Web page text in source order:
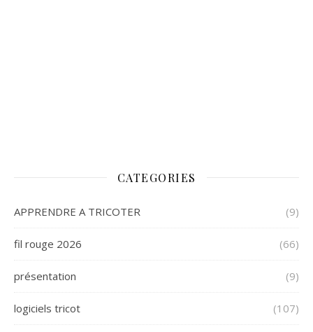
CATEGORIES
APPRENDRE A TRICOTER (9)
fil rouge 2026 (66)
présentation (9)
logiciels tricot (107)